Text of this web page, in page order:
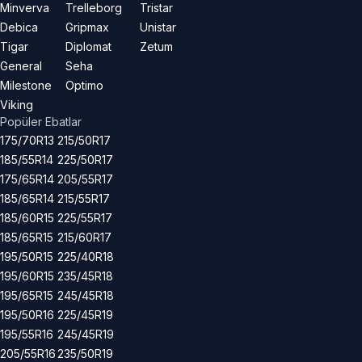
Minverva
Debica
Tigar
General
Milestone
Viking
Trelleborg
Gripmax
Diplomat
Seha
Optimo
Tristar
Unistar
Zetum
Popüler Ebatlar
175/70R13
185/55R14
175/65R14
185/65R14
185/60R15
185/65R15
195/50R15
195/60R15
195/65R15
195/50R16
195/55R16
205/55R16
215/50R17
225/50R17
205/55R17
215/55R17
225/55R17
215/60R17
225/40R18
235/45R18
245/45R18
225/45R19
245/45R19
235/50R19